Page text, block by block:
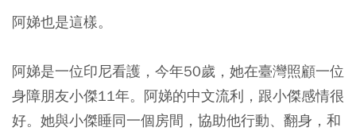
阿娣也是這樣。
阿娣是一位印尼看護，今年50歲，她在臺灣照顧一位
身障朋友小傑11年。阿娣的中文流利，跟小傑感情很
好。她與小傑睡同一個房間，協助他行動、翻身，和